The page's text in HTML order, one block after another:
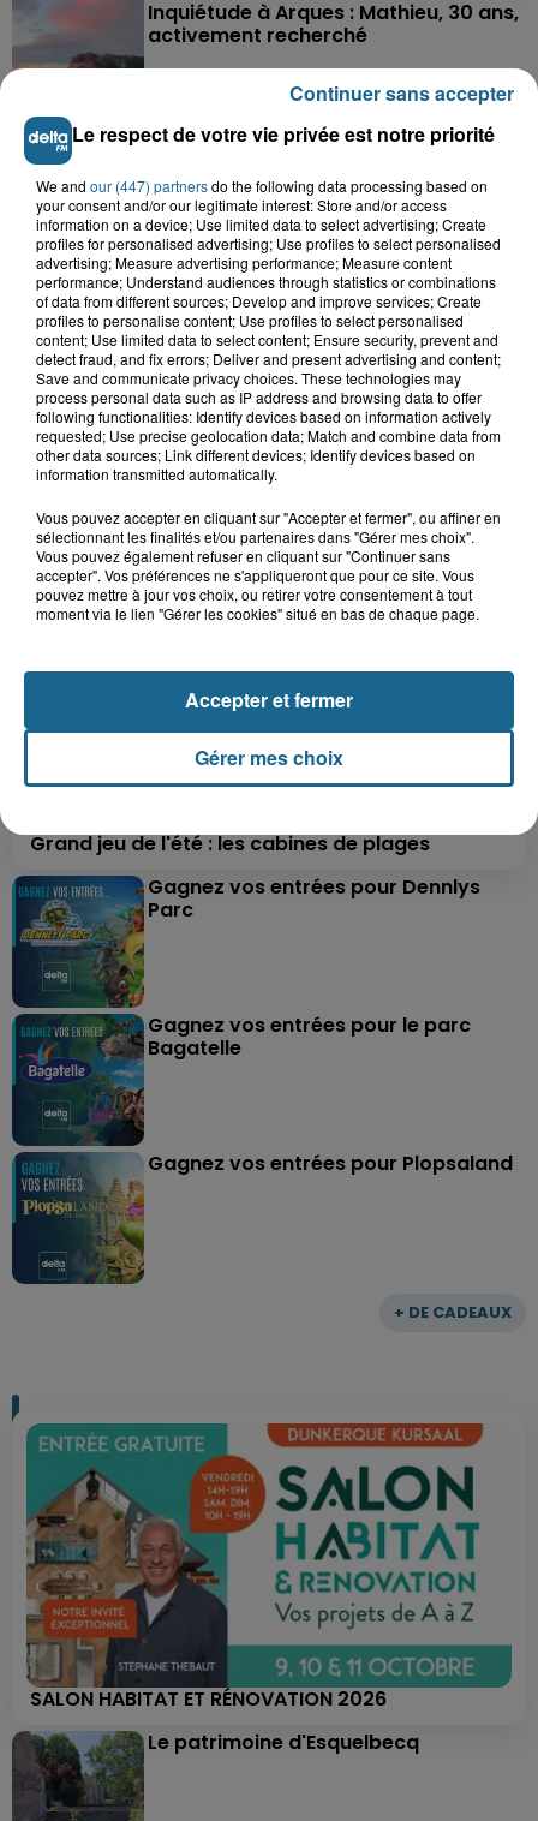
Inquiétude à Arques : Mathieu, 30 ans,
activement recherché
16h28
Foot, Boulogne-sur-Mer : Grégory Thil,
15h06
Hand : Dunkerque face à l'élite pour
préparer la saison du renouveau
A GAGNER
+ DE CADEAUX
Grand jeu de l'été : les cabines de plages
Gagnez vos entrées pour Dennlys
Parc
Gagnez vos entrées pour le parc
Bagatelle
Gagnez vos entrées pour Plopsaland
SALON HABITAT ET RÉNOVATION 2026
Le patrimoine d'Esquelbecq
Le respect de votre vie privée est notre priorité
We and our (447) partnersdo the following data processing based on
your consent and/or our legitimate interest: Store and/or access
information on a device; Use limited data to select advertising; Create
profiles for personalised advertising; Use profiles to select personalised
advertising; Measure advertising performance; Measure content
performance; Understand audiences through statistics or combinations
of data from different sources; Develop and improve services; Create
profiles to personalise content; Use profiles to select personalised
content; Use limited data to select content; Ensure security, prevent and
detect fraud, and fix errors; Deliver and present advertising and content;
Save and communicate privacy choices. These technologies may
process personal data such as IP address and browsing data to offer
following functionalities: Identify devices based on information actively
requested; Use precise geolocation data; Match and combine data from
other data sources; Link different devices; Identify devices based on
information transmitted automatically.
Vous pouvez accepter en cliquant sur "Accepter et fermer", ou affiner en
sélectionnant les finalités et/ou partenaires dans "Gérer mes choix".
Vous pouvez également refuser en cliquant sur "Continuer sans
accepter". Vos préférences ne s'appliqueront que pour ce site. Vous
pouvez mettre à jour vos choix, ou retirer votre consentement à tout
moment via le lien "Gérer les cookies" situé en bas de chaque page.
Gérer mes choix
Accepter et fermer
Continuer sans accepter